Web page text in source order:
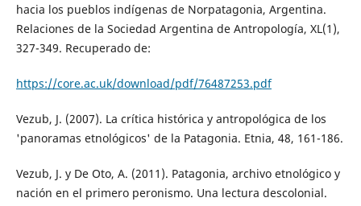
hacia los pueblos indígenas de Norpatagonia, Argentina.
Relaciones de la Sociedad Argentina de Antropología, XL(1),
327-349. Recuperado de:
https://core.ac.uk/download/pdf/76487253.pdf
Vezub, J. (2007). La crítica histórica y antropológica de los
'panoramas etnológicos' de la Patagonia. Etnia, 48, 161-186.
Vezub, J. y De Oto, A. (2011). Patagonia, archivo etnológico y
nación en el primero peronismo. Una lectura descolonial.